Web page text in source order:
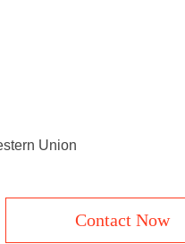
Union
Contact Now